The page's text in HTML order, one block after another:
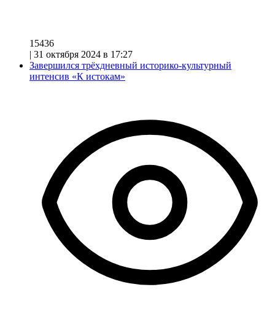
15436
31 октября 2024 в 17:27
Завершился трёхдневный историко-культурный
интенсив «К истокам»